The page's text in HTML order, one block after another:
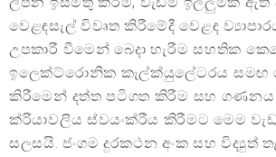
වෙළඳසැල් විවෘත කිරීමේදී වෙළඳ
උපකාරී වීමෙන් බෙදා හැරීම සහතික
ඉලෙක්ට්රොනික කැල්ක්යුලේටරය සමඟ
කිරීමෙන් දත්ත පටිගත කිරීම සහ ගණනය
ක්රියාවලිය ස්වයංක්රීය කිරීමට මෙම
සලසයි. ජංගම දුරකථන අංක සහ විද්‍යුත්